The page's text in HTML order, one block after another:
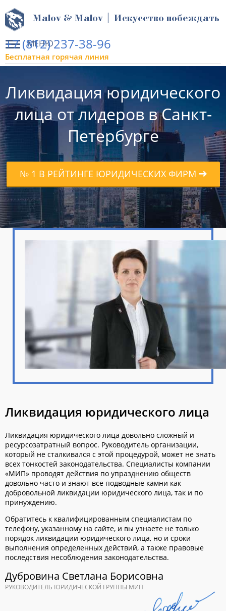
МЕНЮ
Malov & Malov | Искусство побеждать
+7 (812) 237-38-96
Бесплатная горячая линия
Ликвидация юридического
лица от лидеров в Санкт-
Петербурге
№ 1 В РЕЙТИНГЕ ЮРИДИЧЕСКИХ ФИРМ
Ликвидация юридического лица
Ликвидация юридического лица довольно сложный и
ресурсозатратный вопрос. Руководитель организации,
который не сталкивался с этой процедурой, может не знать
всех тонкостей законодательства. Специалисты компании
«МИП» проводят действия по упразднению обществ
довольно часто и знают все подводные камни как
добровольной ликвидации юридического лица, так и по
принуждению.
Обратитесь к квалифицированным специалистам по
телефону, указанному на сайте, и вы узнаете не только
порядок ликвидации юридического лица, но и сроки
выполнения определенных действий, а также правовые
последствия несоблюдения законодательства.
Дубровина Светлана Борисовна
РУКОВОДИТЕЛЬ ЮРИДИЧЕСКОЙ ГРУППЫ МИП